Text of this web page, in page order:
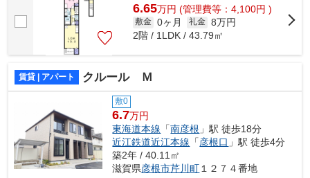
6.65万円 (管理費等：4,100円 )
敷金 0ヶ月 礼金 8万円
2階 / 1LDK / 43.79㎡
賃貸 | アパート クルール Ｍ
敷0
6.7万円
東海道本線 「南彦根 」駅 徒歩18分
近江鉄道近江本線 「彦根口 」駅 徒歩4分
築2年 / 40.11㎡
滋賀県彦根市芹川町１２７４番地